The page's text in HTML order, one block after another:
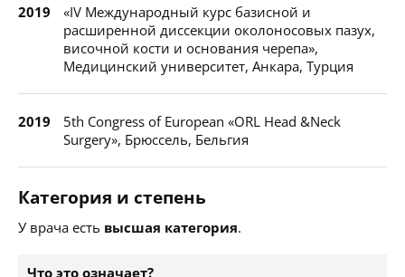
2019
«IV Международный курс базисной и
расширенной диссекции околоносовых пазух,
височной кости и основания черепа»,
Медицинский университет, Анкара, Турция
2019
5th Congress of European «ORL Head &Neck
Surgery», Брюссель, Бельгия
Категория и степень
У врача есть высшая категория.
Что это означает?